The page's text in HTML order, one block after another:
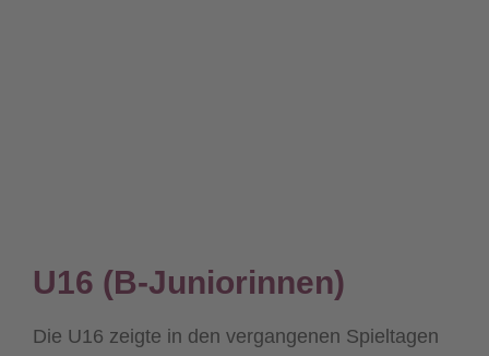
U16 (B-Juniorinnen)
Die U16 zeigte in den vergangenen Spieltagen